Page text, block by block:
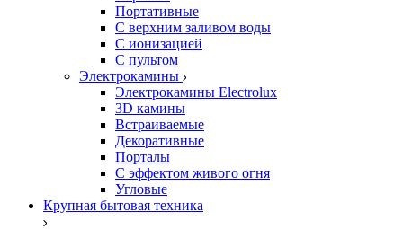
Портативные
С верхним заливом воды
С ионизацией
С пультом
Электрокамины
Электрокамины Electrolux
3D камины
Встраиваемые
Декоративные
Порталы
С эффектом живого огня
Угловые
Крупная бытовая техника